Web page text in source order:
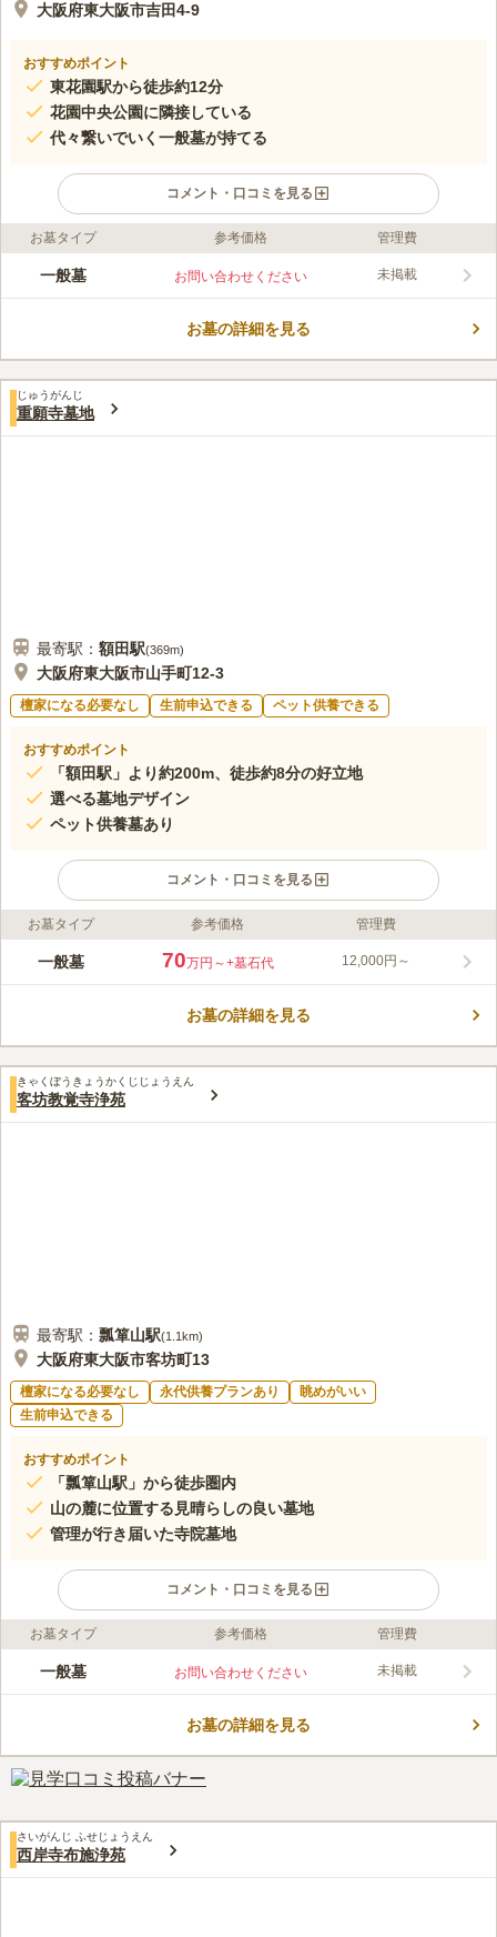
大阪府東大阪市吉田4-9
おすすめポイント
東花園駅から徒歩約12分
花園中央公園に隣接している
代々繋いでいく一般墓が持てる
コメント・口コミを見る
ライフドット編集部のコメント
近鉄奈良線「東花園駅」から歩いて12分ほど、「稲葉町二丁目バ
寺の檀家になる必要があります。日当たりが良く、段差が少ない
あります。
口コミ評価
この霊園はまだ誰からも評価されていません。
お墓タイプ 参考価格 管理費
一般墓 お問い合わせください 未掲載
お墓の詳細を見る
じゅうがんじ
重願寺墓地
最寄駅： 額田駅(369m)
大阪府東大阪市山手町12-3
檀家になる必要なし 生前申込できる ペット供養できる
おすすめポイント
「額田駅」より約200m、徒歩約8分の好立地
選べる墓地デザイン
ペット供養墓あり
コメント・口コミを見る
ライフドット編集部のコメント
400年以上の歴史を持っている、重願寺によって管理されている
た落ち着いた雰囲気の墓地です。霊園を管理する重願寺には市の
開の桜が見られます。お墓は、在来仏教の方であれば申し込むこ
とが可能です。墓地内はバリアフリー設計です。お年寄りの方や
車椅子の方でも安心してお墓参りができます。
口コミ評価
みんなの評価
3.0
お墓タイプ 参考価格 管理費
一般墓 70万円～+墓石代 12,000円～
お墓の詳細を見る
きゃくぼうきょうかくじじょうえん
客坊教覚寺浄苑
最寄駅： 瓢箪山駅(1.1km)
大阪府東大阪市客坊町13
檀家になる必要なし 永代供養プランあり
眺めがいい
生前申込できる
おすすめポイント
「瓢箪山駅」から徒歩圏内
山の麓に位置する見晴らしの良い墓地
管理が行き届いた寺院墓地
コメント・口コミを見る
ライフドット編集部のコメント
大阪府東大阪市の東部に位置する寺院墓地です。 緑豊かな山々
す。。 200区画の広大な敷地の入口には、墓地の配置図が建てら
ト教などの仏教徒以外の宗教を信仰している方でも建墓すること
ができます。
口コミ評価
お墓タイプ 参考価格 管理費
一般墓 お問い合わせください 未掲載
お墓の詳細を見る
さいがんじ ふせじょうえん
西岸寺布施浄苑